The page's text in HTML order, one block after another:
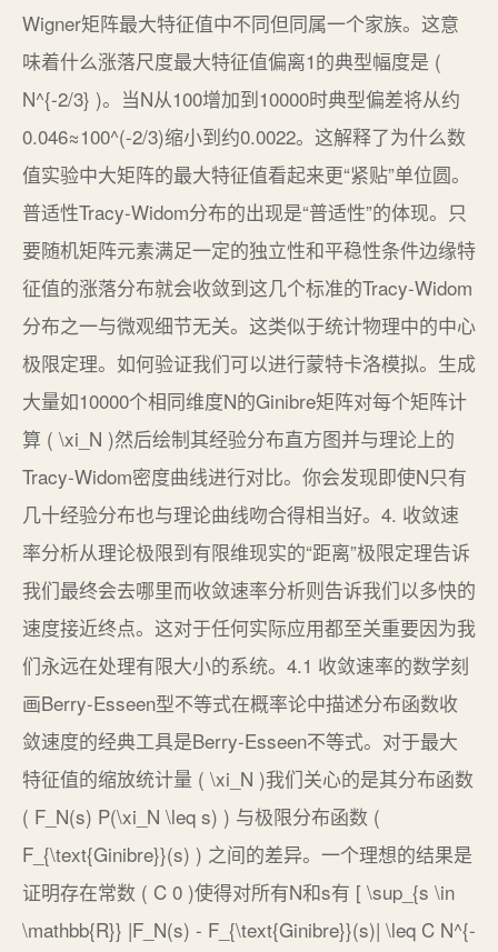
Wigner矩阵最大特征值中不同但同属一个家族。这意
味着什么涨落尺度最大特征值偏离1的典型幅度是 (
N^{-2/3} )。当N从100增加到10000时典型偏差将从约
0.046≈100^(-2/3)缩小到约0.0022。这解释了为什么数
值实验中大矩阵的最大特征值看起来更“紧贴”单位圆。
普适性Tracy-Widom分布的出现是“普适性”的体现。只
要随机矩阵元素满足一定的独立性和平稳性条件边缘特
征值的涨落分布就会收敛到这几个标准的Tracy-Widom
分布之一与微观细节无关。这类似于统计物理中的中心
极限定理。如何验证我们可以进行蒙特卡洛模拟。生成
大量如10000个相同维度N的Ginibre矩阵对每个矩阵计
算 ( \xi_N )然后绘制其经验分布直方图并与理论上的
Tracy-Widom密度曲线进行对比。你会发现即使N只有
几十经验分布也与理论曲线吻合得相当好。4. 收敛速
率分析从理论极限到有限维现实的“距离”极限定理告诉
我们最终会去哪里而收敛速率分析则告诉我们以多快的
速度接近终点。这对于任何实际应用都至关重要因为我
们永远在处理有限大小的系统。4.1 收敛速率的数学刻
画Berry-Esseen型不等式在概率论中描述分布函数收
敛速度的经典工具是Berry-Esseen不等式。对于最大
特征值的缩放统计量 ( \xi_N )我们关心的是其分布函数
( F_N(s) P(\xi_N \leq s) ) 与极限分布函数 (
F_{\text{Ginibre}}(s) ) 之间的差异。一个理想的结果是
证明存在常数 ( C 0 )使得对所有N和s有 [ \sup_{s \in
\mathbb{R}} |F_N(s) - F_{\text{Ginibre}}(s)| \leq C N^{-